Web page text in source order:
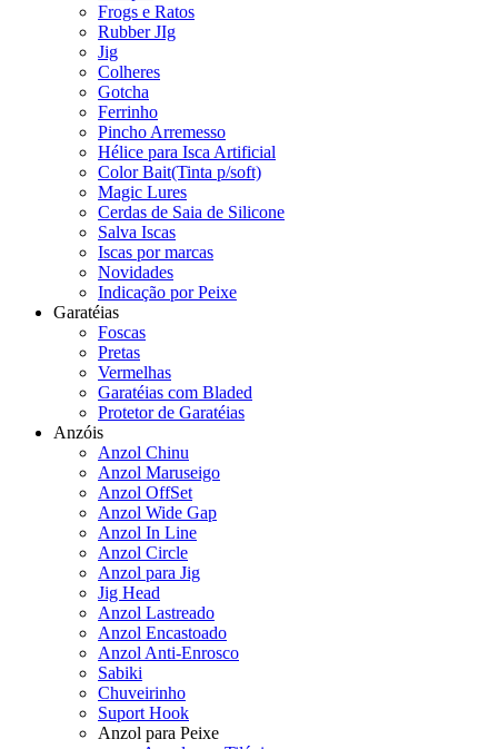
Frogs e Ratos
Rubber JIg
Jig
Colheres
Gotcha
Ferrinho
Pincho Arremesso
Hélice para Isca Artificial
Color Bait(Tinta p/soft)
Magic Lures
Cerdas de Saia de Silicone
Salva Iscas
Iscas por marcas
Novidades
Indicação por Peixe
Garatéias
Foscas
Pretas
Vermelhas
Garatéias com Bladed
Protetor de Garatéias
Anzóis
Anzol Chinu
Anzol Maruseigo
Anzol OffSet
Anzol Wide Gap
Anzol In Line
Anzol Circle
Anzol para Jig
Jig Head
Anzol Lastreado
Anzol Encastoado
Anzol Anti-Enrosco
Sabiki
Chuveirinho
Suport Hook
Anzol para Peixe